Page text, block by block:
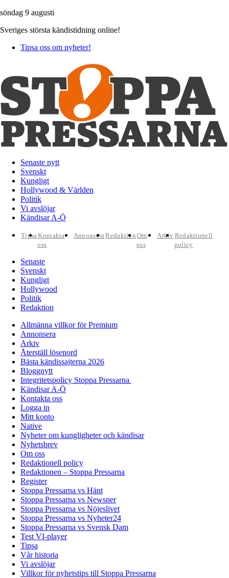
söndag 9 augusti
Sveriges största kändistidning online!
Tipsa oss om nyheter!
Senaste nytt
Svenskt
Kungligt
Hollywood & Världen
Politik
Vi avslöjar
Kändisar A-Ö
TipsaKontakta
oss
AnnonseraRedaktion Om
oss
Arkiv Redaktionell
policy
Senaste
Svenskt
Kungligt
Hollywood
Politik
Redaktion
Allmänna villkor för Premium
Annonsera
Arkiv
Återställ lösenord
Bästa kändissajterna 2026
Bloggnytt
Integritetspolicy Stoppa Pressarna
Kändisar A-Ö
Kontakta oss
Logga in
Mitt konto
Native
Nyheter om kungligheter och kändisar
Nyhetsbrev
Om oss
Redaktionell policy
Redaktionen – Stoppa Pressarna
Register
Stoppa Pressarna vs Hänt
Stoppa Pressarna vs Newsner
Stoppa Pressarna vs Nöjeslivet
Stoppa Pressarna vs Nyheter24
Stoppa Pressarna vs Svensk Dam
Test VI-player
Tipsa
Vår historia
Vi avslöjar
Villkor för nyhetstips till Stoppa Pressarna